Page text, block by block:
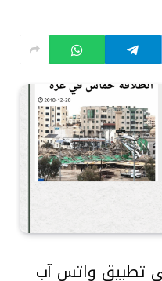
تطبيق واتس آب